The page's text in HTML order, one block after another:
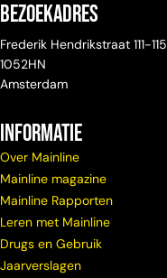
Bezoekadres
Frederik Hendrikstraat 111-115
1052HN
Amsterdam
Informatie
Over Mainline
Mainline magazine
Mainline Rapporten
Leren met Mainline
Drugs en Gebruik
Jaarverslagen